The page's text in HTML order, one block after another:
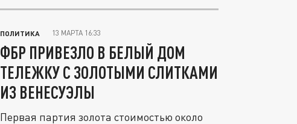
ПОЛИТИКА 13 МАРТА 16:33
ФБР ПРИВЕЗЛО В БЕЛЫЙ ДОМ
ТЕЛЕЖКУ С ЗОЛОТЫМИ СЛИТКАМИ
ИЗ ВЕНЕСУЭЛЫ
Первая партия золота стоимостью около